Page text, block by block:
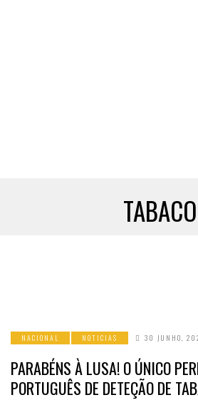
TABACO
NACIONAL NOTICIAS 30 JUNHO,
PARABÉNS À LUSA! O ÚNICO
PORTUGUÊS DE DETEÇÃO DE